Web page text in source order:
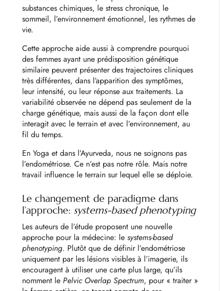
substances chimiques, le stress chronique, le
sommeil, l’environnement émotionnel, les rythmes de
vie.
Cette approche aide aussi à comprendre pourquoi
des femmes ayant une prédisposition génétique
similaire peuvent présenter des trajectoires cliniques
très différentes, dans l’apparition des symptômes,
leur intensité, ou leur réponse aux traitements. La
variabilité observée ne dépend pas seulement de la
charge génétique, mais aussi de la façon dont elle
interagit avec le terrain et avec l’environnement, au
fil du temps.
En Yoga et dans l’Ayurveda, nous ne soignons pas
l’endométriose. Ce n’est pas notre rôle. Mais notre
travail influence le terrain sur lequel elle se déploie.
Le changement de paradigme dans
l’approche: systems-based phenotyping
Les auteurs de l’étude proposent une nouvelle
approche pour la médecine: le systems-based
phenotyping. Plutôt que de définir l’endométriose
uniquement par les lésions visibles à l’imagerie, ils
encouragent à utiliser une carte plus large, qu’ils
nomment le Pelvic Overlap Spectrum, pour « traiter »